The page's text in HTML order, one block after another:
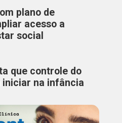
plano de
acesso a
social
que controle do
na infância